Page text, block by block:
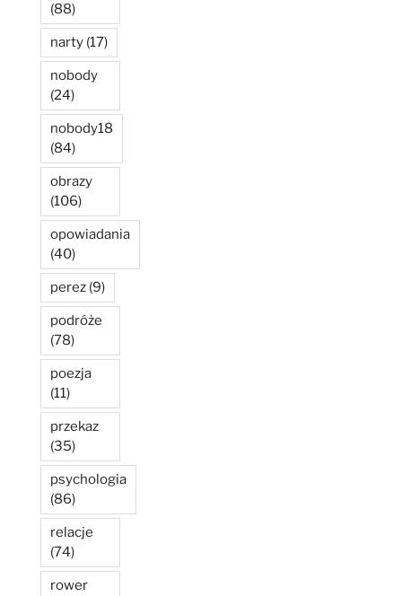
(88)
narty (17)
nobody
(24)
nobody18
(84)
obrazy
(106)
opowiadania
(40)
perez (9)
podróże
(78)
poezja
(11)
przekaz
(35)
psychologia
(86)
relacje
(74)
rower